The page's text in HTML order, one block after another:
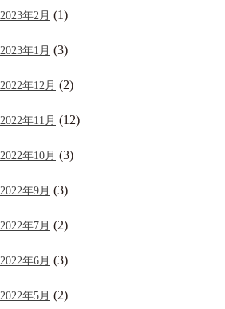
2023年2月 (1)
2023年1月 (3)
2022年12月 (2)
2022年11月 (12)
2022年10月 (3)
2022年9月 (3)
2022年7月 (2)
2022年6月 (3)
2022年5月 (2)